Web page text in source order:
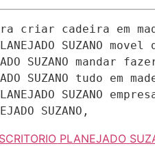
criar cadeira em
SUZANO movel
SUZANO mandar
SUZANO tudo em
SUZANO
SUZANO,
PLANEJADO